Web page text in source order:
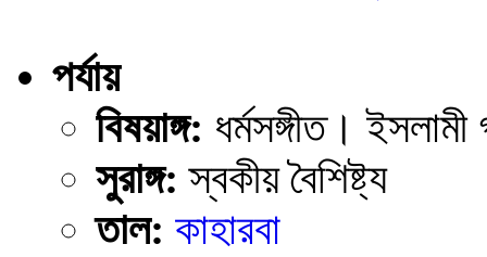
পর্যায়
বিষয়াঙ্গ: ধর্মসঙ্গীত।
সুরাঙ্গ: স্বকীয় বৈশিষ্ট্য
তাল: কাহারবা